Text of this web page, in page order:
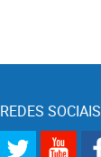
REDES SOCIAIS